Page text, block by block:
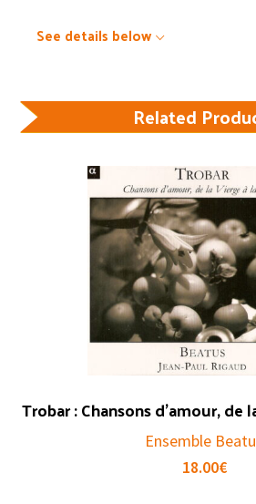
See details below
Related
Trobar : Chansons d’amour, de
Ensemble
18.00€